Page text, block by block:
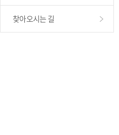
찾아오시는 길